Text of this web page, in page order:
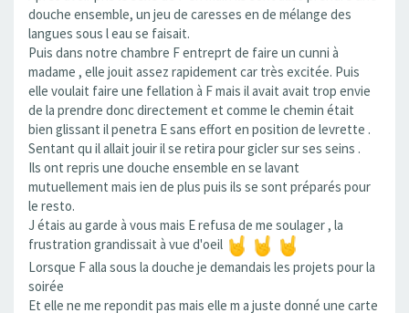
douche ensemble, un jeu de caresses en de mélange des
langues sous l eau se faisait.
Puis dans notre chambre F entreprt de faire un cunni à
madame , elle jouit assez rapidement car très excitée. Puis
elle voulait faire une fellation à F mais il avait avait trop envie
de la prendre donc directement et comme le chemin était
bien glissant il penetra E sans effort en position de levrette .
Sentant qu il allait jouir il se retira pour gicler sur ses seins .
Ils ont repris une douche ensemble en se lavant
mutuellement mais ien de plus puis ils se sont préparés pour
le resto.
J étais au garde à vous mais E refusa de me soulager , la
frustration grandissait à vue d'oeil
Lorsque F alla sous la douche je demandais les projets pour la
soirée
Et elle ne me repondit pas mais elle m a juste donné une carte